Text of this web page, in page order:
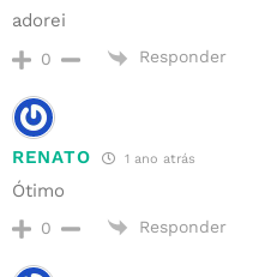
adorei
0 Responder
RENATO 1 ano atrás
Ótimo
0 Responder